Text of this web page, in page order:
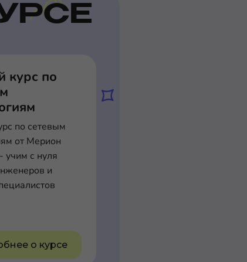
курс по
по сетевым
от Мерион
учим с нуля
и
о курсе